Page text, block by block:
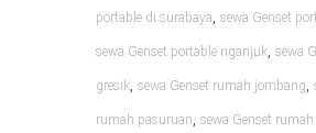
portable di surabaya, sewa Genset
sewa Genset portable nganjuk, sewa
gresik, sewa Genset rumah jombang,
rumah pasuruan, sewa Genset